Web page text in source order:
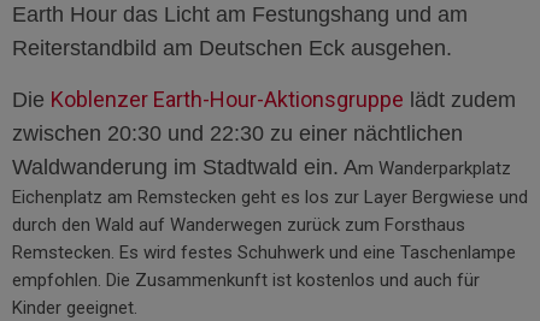
Earth Hour das Licht am Festungshang und am
Reiterstandbild am Deutschen Eck ausgehen.
Die Koblenzer Earth-Hour-Aktionsgruppe lädt zudem
zwischen 20:30 und 22:30 zu einer nächtlichen
Waldwanderung im Stadtwald ein. Am Wanderparkplatz
Eichenplatz am Remstecken geht es los zur Layer Bergwiese und
durch den Wald auf Wanderwegen zurück zum Forsthaus
Remstecken. Es wird festes Schuhwerk und eine Taschenlampe
empfohlen. Die Zusammenkunft ist kostenlos und auch für
Kinder geeignet.